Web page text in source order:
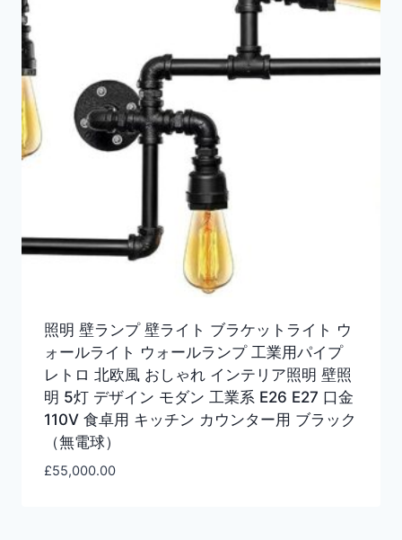
照明 壁ランプ 壁ライト ブラケットライト ウ
ォールライト ウォールランプ 工業用パイプ
レトロ 北欧風 おしゃれ インテリア照明 壁照
明 5灯 デザイン モダン 工業系 E26 E27 口金
110V 食卓用 キッチン カウンター用 ブラック
（無電球）
£55,000.00